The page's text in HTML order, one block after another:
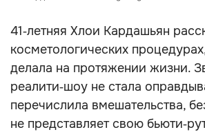
41‑летняя Хлои Кардашьян
косметологических
делала на протяжении жизни.
реалити‑шоу не стала
перечислила вмешательства,
не представляет свою